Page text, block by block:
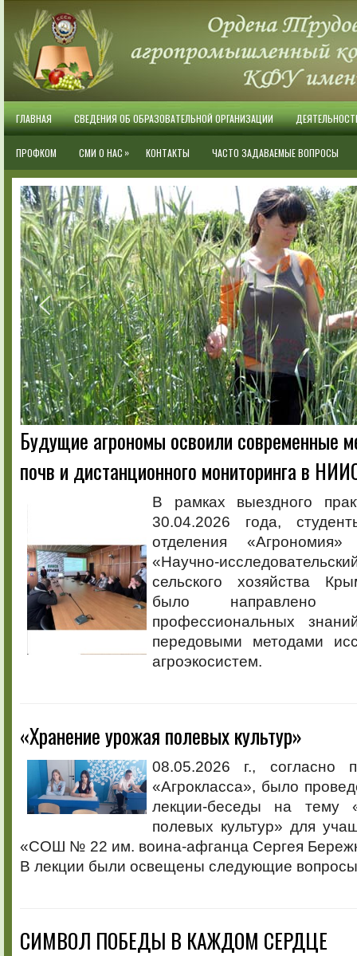
ГЛАВНАЯ СВЕДЕНИЯ ОБ ОБРАЗОВАТЕЛЬНОЙ ОРГАНИЗАЦИИ
ПРОФКОМ СМИ О НАС » КОНТАКТЫ ЧАСТО ЗАДАВАЕМЫЕ ВОПРОСЫ
Будущие агрономы освоили современные
почв и дистанционного мониторинга в
В рамках выездного
30.04.2026 года,
отделения
«Научно-
сельского хозяйства
было направлено
профессиональных
передовыми методами
агроэкосистем.
«Хранение урожая полевых культур»
08.05.2026 г., согласно
«Агрокласса», было
лекции-беседы на тему
полевых культур» для
«СОШ № 22 им. воина-афганца Сергея
В лекции были освещены следующие
СИМВОЛ ПОБЕДЫ В КАЖДОМ СЕРДЦЕ